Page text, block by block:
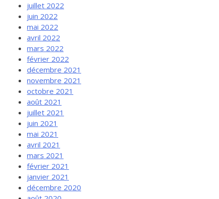
juillet 2022
juin 2022
mai 2022
avril 2022
mars 2022
février 2022
décembre 2021
novembre 2021
octobre 2021
août 2021
juillet 2021
juin 2021
mai 2021
avril 2021
mars 2021
février 2021
janvier 2021
décembre 2020